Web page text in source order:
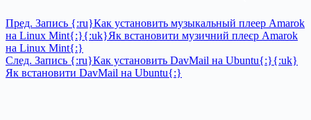
Пред. Запись {:ru}Как установить музыкальный плеер Amarok
на Linux Mint{:}{:uk}Як встановити музичний плеєр Amarok
на Linux Mint{:}
След. Запись {:ru}Как установить DavMail на Ubuntu{:}{:uk}
Як встановити DavMail на Ubuntu{:}